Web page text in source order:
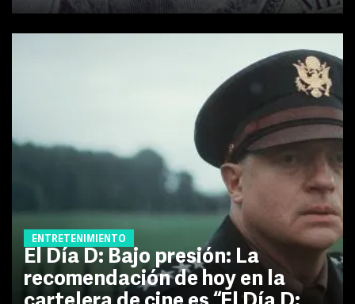
ENTRETENIMIENTO
El Día D: Bajo presión: La
recomendación de hoy en la